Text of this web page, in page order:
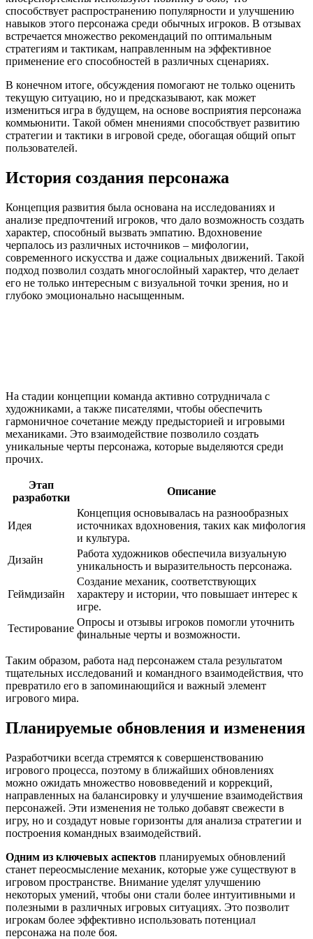
способствует распространению популярности и улучшению
навыков этого персонажа среди обычных игроков. В отзывах
встречается множество рекомендаций по оптимальным
стратегиям и тактикам, направленным на эффективное
применение его способностей в различных сценариях.
В конечном итоге, обсуждения помогают не только оценить
текущую ситуацию, но и предсказывают, как может
измениться игра в будущем, на основе восприятия персонажа
коммьюнити. Такой обмен мнениями способствует развитию
стратегии и тактики в игровой среде, обогащая общий опыт
пользователей.
История создания персонажа
Концепция развития была основана на исследованиях и
анализе предпочтений игроков, что дало возможность создать
характер, способный вызвать эмпатию. Вдохновение
черпалось из различных источников – мифологии,
современного искусства и даже социальных движений. Такой
подход позволил создать многослойный характер, что делает
его не только интересным с визуальной точки зрения, но и
глубоко эмоционально насыщенным.
На стадии концепции команда активно сотрудничала с
художниками, а также писателями, чтобы обеспечить
гармоничное сочетание между предысторией и игровыми
механиками. Это взаимодействие позволило создать
уникальные черты персонажа, которые выделяются среди
прочих.
Этап
разработки
Описание
Идея
Концепция основывалась на разнообразных
источниках вдохновения, таких как мифология
и культура.
Дизайн
Работа художников обеспечила визуальную
уникальность и выразительность персонажа.
Геймдизайн
Создание механик, соответствующих
характеру и истории, что повышает интерес к
игре.
Тестирование
Опросы и отзывы игроков помогли уточнить
финальные черты и возможности.
Таким образом, работа над персонажем стала результатом
тщательных исследований и командного взаимодействия, что
превратило его в запоминающийся и важный элемент
игрового мира.
Планируемые обновления и изменения
Разработчики всегда стремятся к совершенствованию
игрового процесса, поэтому в ближайших обновлениях
можно ожидать множество нововведений и коррекций,
направленных на балансировку и улучшение взаимодействия
персонажей. Эти изменения не только добавят свежести в
игру, но и создадут новые горизонты для анализа стратегии и
построения командных взаимодействий.
Одним из ключевых аспектов планируемых обновлений
станет переосмысление механик, которые уже существуют в
игровом пространстве. Внимание уделят улучшению
некоторых умений, чтобы они стали более интуитивными и
полезными в различных игровых ситуациях. Это позволит
игрокам более эффективно использовать потенциал
персонажа на поле боя.